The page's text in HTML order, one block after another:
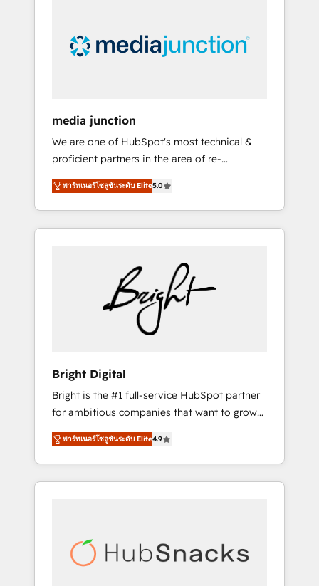
bundle services. Connect with us today!
media junction
We are one of HubSpot's most technical &
proficient partners in the area of re-
platforming, website design & development.
We specialize in multi-hub implementations
for mid-market & enterprise companies. We
are woman-owned, powered by coffee, and
Impact Award 🏆2022 Technical Expertise
Impact Award 🏆2022 Platform Migration
Excellence Impact Award 🏆2020 Elite
Solutions Partner 🏆2019 Integrations
Website Design HubSpot Impact Award 🏆
2017 Website Design HubSpot Impact Award
🏆2016 Growth-Driven Design Agency of the
Year 🏆2016 Sales Enablement HubSpot
Impact Award 🏆2015 Growth-Driven Design
Agency of the Year 🏆2015 Became the 5th
Agency to reach Diamond 🏆2014 HubSpot
Became a HubSpot Partner 📆Founded in
พาร์ทเนอร์โซลูชันระดับ Elite5.0
Bright Digital
Bright is the #1 full-service HubSpot partner
for ambitious companies that want to grow
smarter. From HubSpot onboarding, to
training, from developing a new website to
lead generation and digital marketing; we do
it all (and with great results)! In short, our
modules, integrations - Marketing & sales
solutions: digital marketing, advertising,
พาร์ทเนอร์โซลูชันระดับ Elite4.9